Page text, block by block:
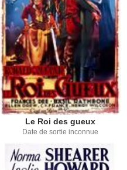
Le Roi des gueux
Date de sortie inconnue